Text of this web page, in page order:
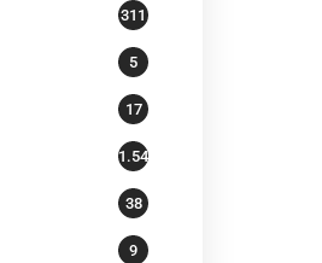
311
5
17
1.541
38
9